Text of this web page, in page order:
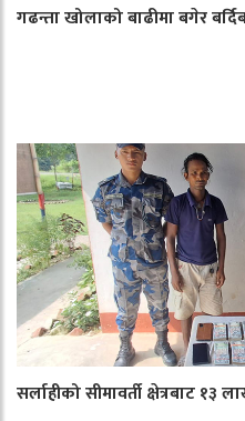
गढन्ता खोलाको बाढीमा बगेर
सर्लाहीको सीमावर्ती क्षेत्रबाट